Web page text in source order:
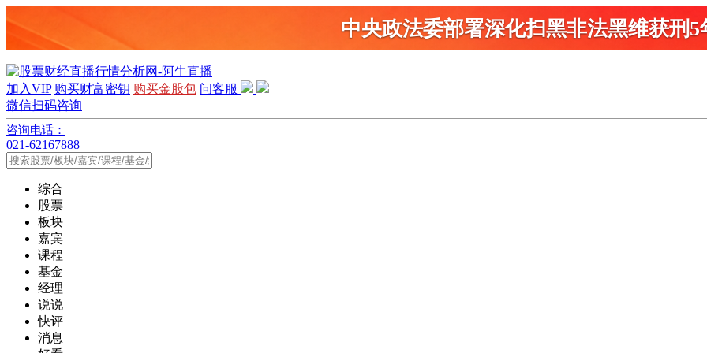
中央政法委部署深化扫黑非法黑维获刑5
加入VIP 购买财富密钥 购买金股包 问客服
微信扫码咨询
咨询电话：
021-62167888
综合
股票
板块
嘉宾
课程
基金
经理
说说
快评
消息